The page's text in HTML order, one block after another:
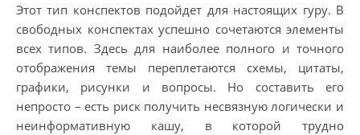
Этот тип конспектов подойдет для настоящих гуру. В
свободных конспектах успешно сочетаются элементы
всех типов. Здесь для наиболее полного и точного
отображения темы переплетаются схемы, цитаты,
графики, рисунки и вопросы. Но составить его
непросто – есть риск получить несвязную логически и
неинформативную кашу, в которой трудно